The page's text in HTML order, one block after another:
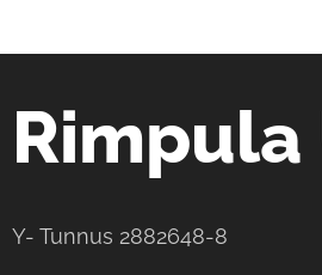
Rimpula
Y- Tunnus 2882648-8